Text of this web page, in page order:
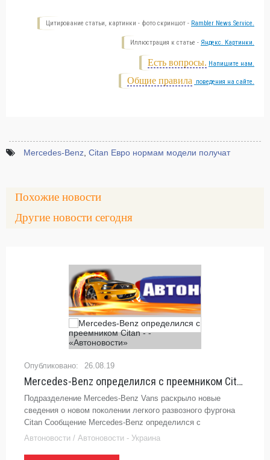
Цитирование статьи, картинки - фото скриншот - Rambler News Service.
Иллюстрация к статье - Яндекс. Картинки.
Есть вопросы. Напишите нам.
Общие правила поведения на сайте.
Mercedes-Benz Citan Евро нормам модели получат
Похожие новости
Другие новости сегодня
26.08.19
Mercedes-Benz определился с преемником Сitan - - «Автоновости»
Подразделение Mercedes-Benz Vans раскрыло новые
сведения о новом поколении легкого развозного фургона
Citan Сообщение Mercedes-Benz определился с
преемником Сitan появились сначала на Автоцентр.ua.
Автоновости / Автоновости - Украина